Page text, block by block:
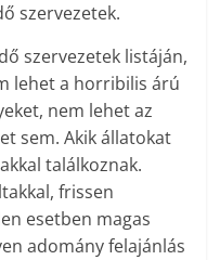
szervezetek.
szervezetek listáján,
lehet a horribilis árú
nem lehet az
sem. Akik állatokat
találkoznak.
frissen
esetben magas
adomány felajánlás